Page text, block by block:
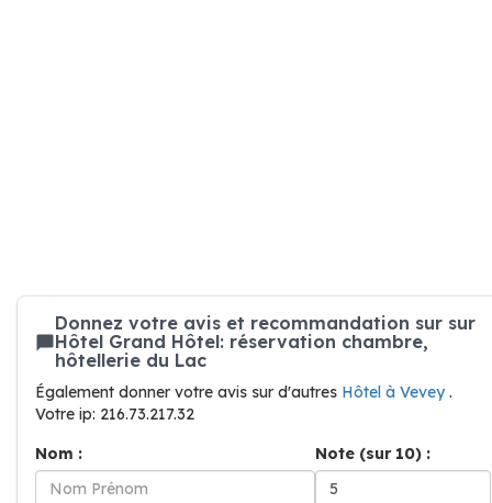
Donnez votre avis et recommandation sur sur
Hôtel Grand Hôtel: réservation chambre,
hôtellerie du Lac
Également donner votre avis sur d'autres Hôtel à Vevey.
Votre ip: 216.73.217.32
Nom :
Note (sur 10) :